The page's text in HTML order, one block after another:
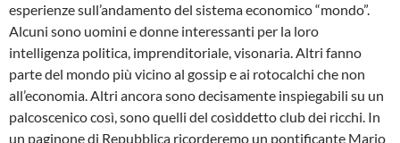
esperienze sull’andamento del sistema economico “mondo”.
Alcuni sono uomini e donne interessanti per la loro
intelligenza politica, imprenditoriale, visonaria. Altri fanno
parte del mondo più vicino al gossip e ai rotocalchi che non
all’economia. Altri ancora sono decisamente inspiegabili su un
palcoscenico così, sono quelli del cosìddetto club dei ricchi. In
un paginone di Repubblica ricorderemo un pontificante Mario